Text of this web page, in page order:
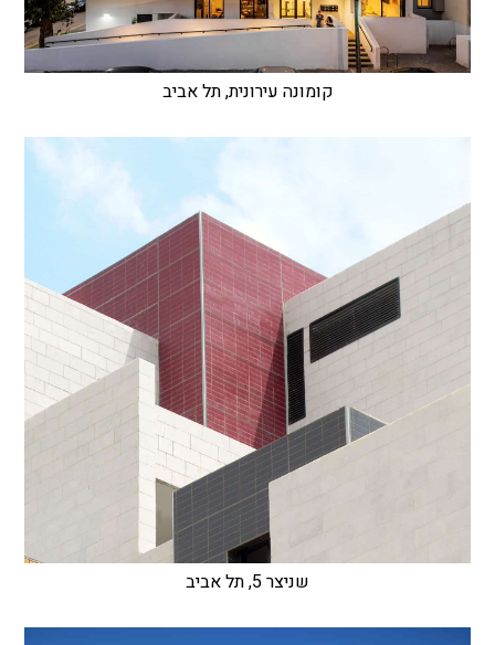
קומונה עירונית, תל אביב
שניצר 5, תל אביב